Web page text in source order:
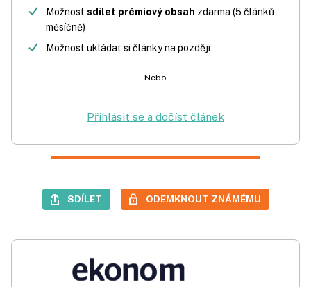
Možnost sdílet prémiový obsah zdarma (5 článků
měsíčně)
Možnost ukládat si články na později
Nebo
Přihlásit se a dočíst článek
SDÍLET ODEMKNOUT ZNÁMÉMU